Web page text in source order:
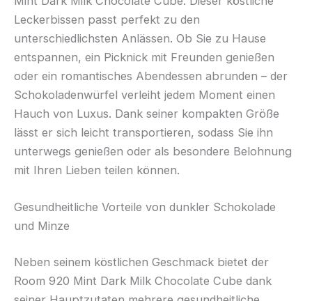
Leckerbissen passt perfekt zu den
unterschiedlichsten Anlässen. Ob Sie zu Hause
entspannen, ein Picknick mit Freunden genießen
oder ein romantisches Abendessen abrunden – der
Schokoladenwürfel verleiht jedem Moment einen
Hauch von Luxus. Dank seiner kompakten Größe
lässt er sich leicht transportieren, sodass Sie ihn
unterwegs genießen oder als besondere Belohnung
mit Ihren Lieben teilen können.
Gesundheitliche Vorteile von dunkler Schokolade
und Minze
Neben seinem köstlichen Geschmack bietet der
Room 920 Mint Dark Milk Chocolate Cube dank